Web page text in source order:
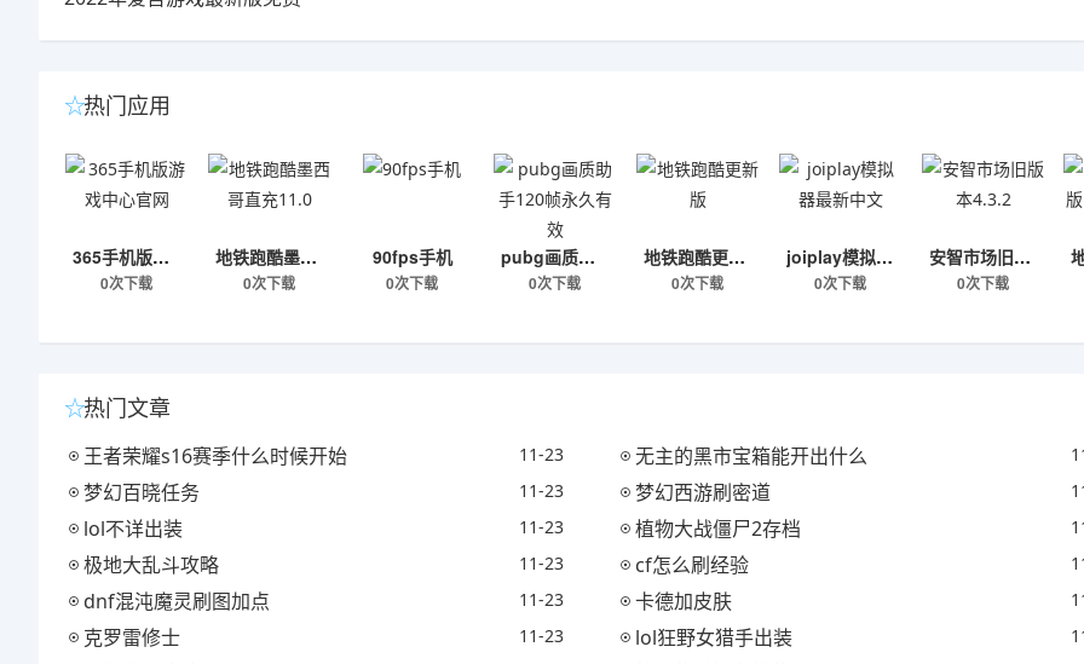
热门应用
365手机版游戏中心官网
0次下载
地铁跑酷墨西哥直充11.0
0次下载
90fps手机
0次下载
pubg画质助手120帧永久有效
0次下载
地铁跑酷更新版
0次下载
joiplay模拟器最新中文
0次下载
安智市场旧版本4.3.2
0次下载
热门文章
王者荣耀s16赛季什么时候开始 11-23 无主的黑市宝箱能开出什么
梦幻百晓任务 11-23 梦幻西游刷密道
lol不详出装 11-23 植物大战僵尸2存档
极地大乱斗攻略 11-23 cf怎么刷经验
dnf混沌魔灵刷图加点 11-23 卡德加皮肤
克罗雷修士 11-23 lol狂野女猎手出装